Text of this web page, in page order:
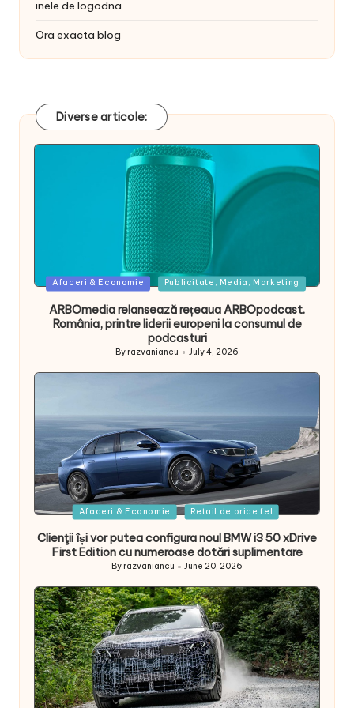
inele de logodna
Ora exacta blog
Diverse articole:
Posted
Afaceri & Economie Publicitate, Media, Marketing
ARBOmedia relansează rețeaua ARBOpodcast.
România, printre liderii europeni la consumul de
podcasturi
Posted
By razvaniancu July 4, 2026
Posted
Afaceri & Economie Retail de orice fel
Clienţii își vor putea configura noul BMW i3 50 xDrive
First Edition cu numeroase dotări suplimentare
Posted
By razvaniancu June 20, 2026